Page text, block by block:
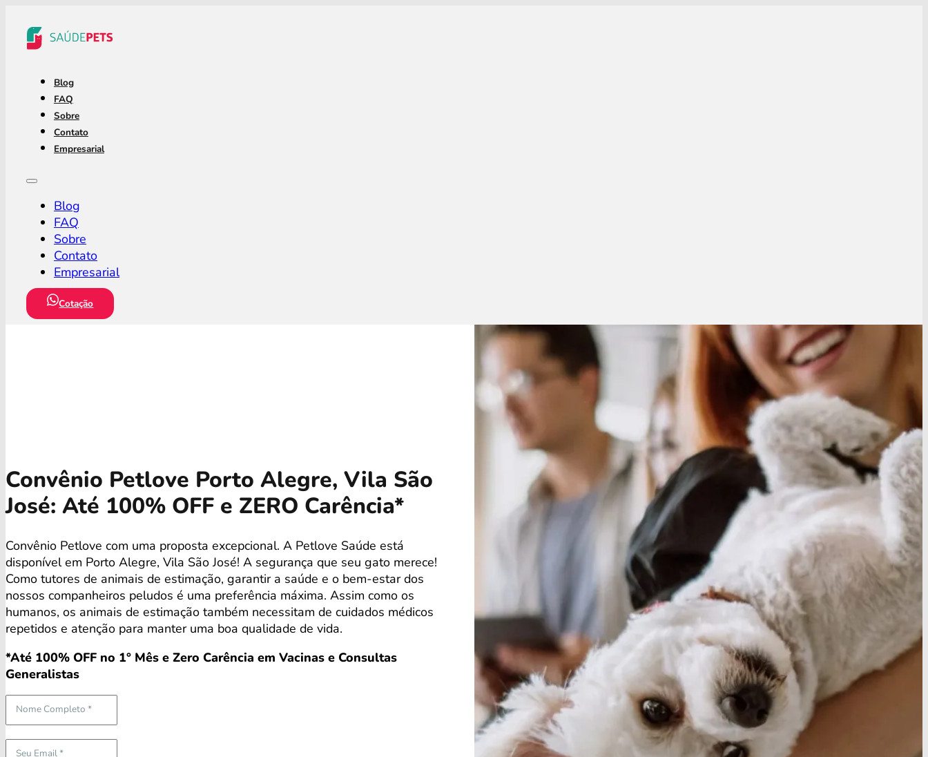
Blog
FAQ
Sobre
Contato
Empresarial
Blog
FAQ
Sobre
Contato
Empresarial
Cotação
Convênio Petlove Porto Alegre, Vila São
José: Até 100% OFF e ZERO Carência*
Convênio Petlove com uma proposta excepcional. A Petlove Saúde está
disponível em Porto Alegre, Vila São José! A segurança que seu gato merece!
Como tutores de animais de estimação, garantir a saúde e o bem-estar dos
nossos companheiros peludos é uma preferência máxima. Assim como os
humanos, os animais de estimação também necessitam de cuidados médicos
repetidos e atenção para manter uma boa qualidade de vida.
*Até 100% OFF no 1° Mês e Zero Carência em Vacinas e Consultas
Generalistas